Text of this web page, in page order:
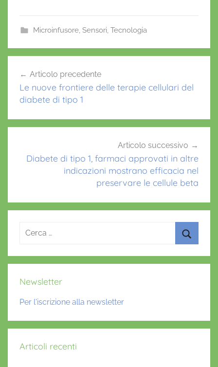
e
b
o
k
er l
s
A
p
e
st
Microinfusore, Sensori, Tecnologia
A
O
articoli
Articolo precedente
Le nuove frontiere delle terapie cellulari del
diabete di tipo 1
Articolo successivo
Diabete di tipo 1, farmaci approvati in altre
indicazioni mostrano efficacia nel
preservare le cellule beta
Ricerca
Newsletter
Per l'iscrizione alla newsletter
Articoli recenti